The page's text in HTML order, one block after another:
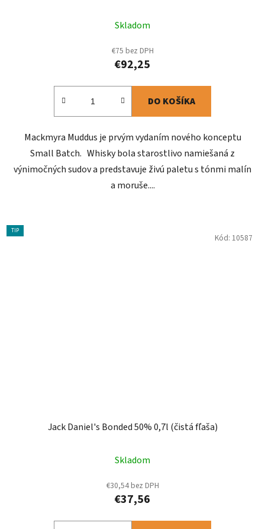
Skladom
€75 bez DPH
€92,25
DO KOŠÍKA
Mackmyra Muddus je prvým vydaním nového konceptu
Small Batch. Whisky bola starostlivo namiešaná z
výnimočných sudov a predstavuje živú paletu s tónmi malín
a moruše....
TIP
Jack Daniel's Bonded 50% 0,7l (čistá fľaša)
Skladom
€30,54 bez DPH
€37,56
Kód: 10587